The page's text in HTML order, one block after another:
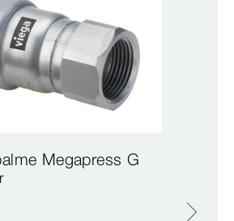
Megapress G